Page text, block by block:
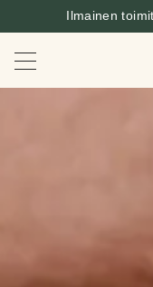
Ilmainen